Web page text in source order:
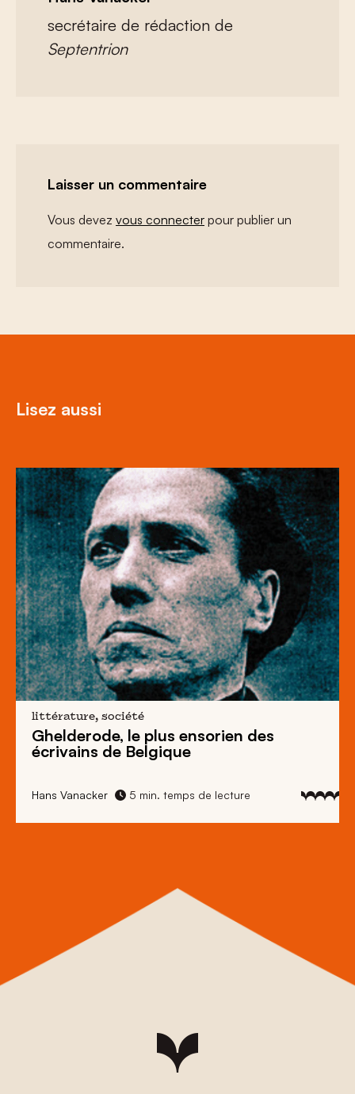
secrétaire de rédaction de
Septentrion
Laisser un commentaire
Vous devez vous connecter pour publier un
commentaire.
Lisez aussi
littérature, société
Ghelderode, le plus ensorien des
écrivains de Belgique
Hans Vanacker 5 min. temps de lecture